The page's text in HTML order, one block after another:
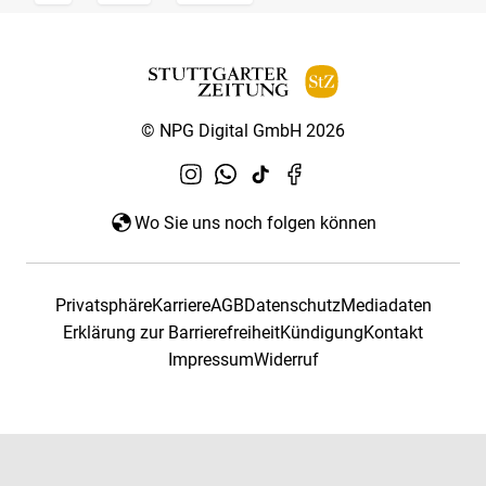
© NPG Digital GmbH 2026
Wo Sie uns noch folgen können
PrivatsphäreKarriereAGBDatenschutzMediadaten
Erklärung zur BarrierefreiheitKündigungKontakt
ImpressumWiderruf